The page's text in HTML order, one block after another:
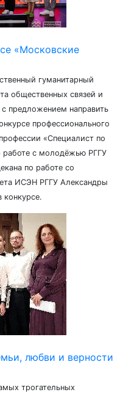
«Московские
гуманитарный
общественных связей и
предложением направить
профессионального
«Специалист по
работе с молодёжью РГГУ
по работе со
ИСЭН РГГУ Александры
конкурсе.
любви и верности
трогательных